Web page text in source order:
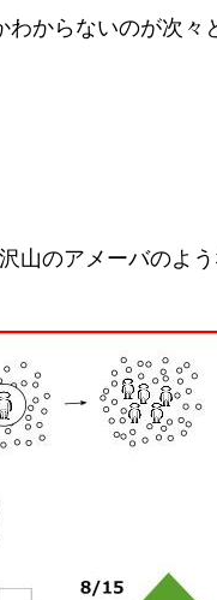
からないのが次々
のアメーバのよ